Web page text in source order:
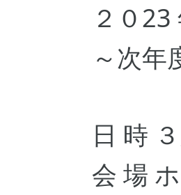
２０
～次年
日 時
会 場